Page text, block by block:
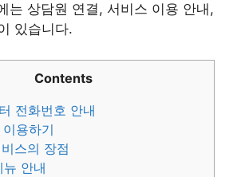
는 상담원 연결, 서비스 이용 안내,
있습니다.
Contents
전화번호 안내
용하기
스의 장점
뉴 안내